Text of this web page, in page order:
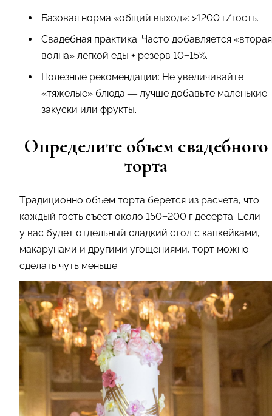
Базовая норма «общий выход»: >1200 г/гость.
Свадебная практика: Часто добавляется «вторая
волна» легкой еды + резерв 10−15%.
Полезные рекомендации: Не увеличивайте
«тяжелые» блюда — лучше добавьте маленькие
закуски или фрукты.
Определите объем свадебного
торта
Традиционно объем торта берется из расчета, что
каждый гость съест около 150−200 г десерта. Если
у вас будет отдельный сладкий стол с капкейками,
макарунами и другими угощениями, торт можно
сделать чуть меньше.